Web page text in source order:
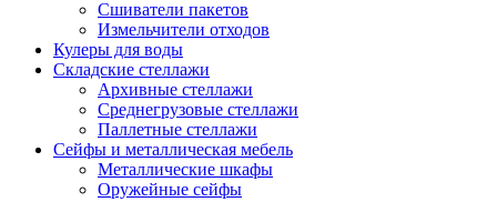
Сшиватели пакетов
Измельчители отходов
Кулеры для воды
Складские стеллажи
Архивные стеллажи
Среднегрузовые стеллажи
Паллетные стеллажи
Сейфы и металлическая мебель
Металлические шкафы
Оружейные сейфы